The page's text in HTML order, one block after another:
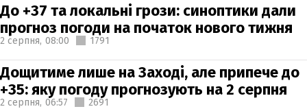
До +37 та локальні грози: синоптики дали
прогноз погоди на початок нового тижня
2 серпня, 08:00 1791
Дощитиме лише на Заході, але припече до
+35: яку погоду прогнозують на 2 серпня
2 серпня, 06:57 2691